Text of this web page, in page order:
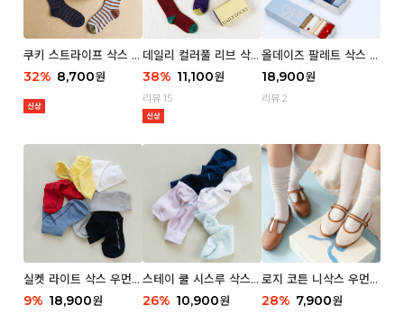
쿠키 스트라이프 삭스 우
먼 2P
32% 8,700원
데일리 컬러풀 리브 삭스
우먼 3P 세트
38% 11,100원
리뷰 15
올데이즈 팔레트 삭스 우
먼 5P
18,900원
리뷰 2
실켓 라이트 삭스 우먼 3
P
9% 18,900원
스테이 쿨 시스루 삭스
우먼 2P
26% 10,900원
로지 코튼 니삭스 우먼 1
P
28% 7,900원